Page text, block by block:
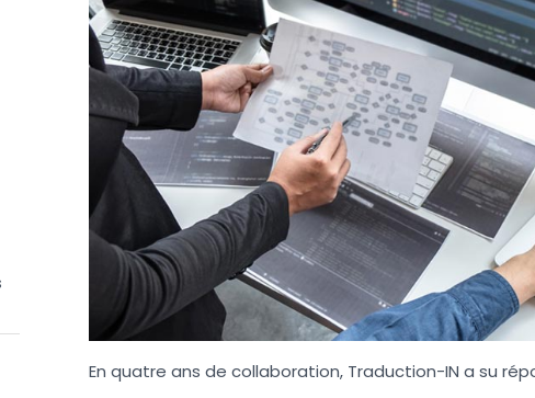
En quatre ans de collaboration, Traduction-IN a su